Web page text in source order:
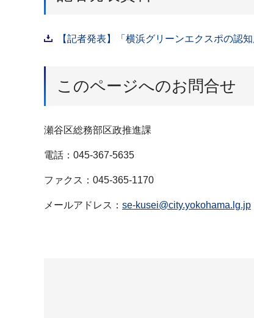
【記者発表】「横浜グリーンエクスポの認
このページへのお問合せ
瀬谷区総務部区政推進課
電話：045-367-5635
ファクス：045-365-1170
メールアドレス： se-kusei@city.yokohama.lg.jp